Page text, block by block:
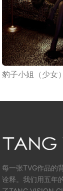
豹子小姐（少女）
每一张TVG作品的
诠释。我们用五年